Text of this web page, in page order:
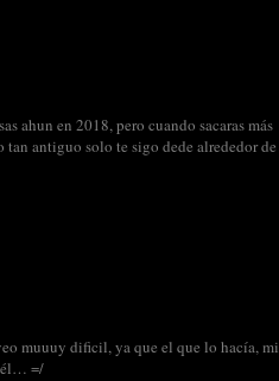
ahun en 2018, pero cuando sacaras más
tan antiguo solo te sigo dede alrededor de
muuuy dificil, ya que el que lo hacía, mi
él… =/